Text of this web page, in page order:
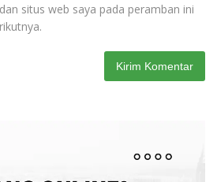
situs web saya pada peramban ini